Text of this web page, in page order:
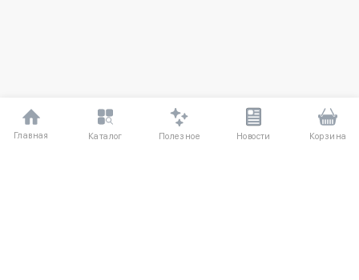
Главная Каталог Полезное Новости Корзина